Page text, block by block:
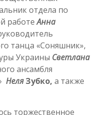
отдела по
работеАнна
танца «Соняшник»,
Украины Светлана
ансамбля
НеляЗубко, а также
торжественное